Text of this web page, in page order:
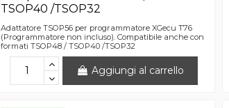
TSOP40 /TSOP32
Adattatore TSOP56 per programmatore XGecu T76
(Programmatore non incluso). Compatibile anche con
formati TSOP48 / TSOP40 /TSOP32
Aggiungi al carrello